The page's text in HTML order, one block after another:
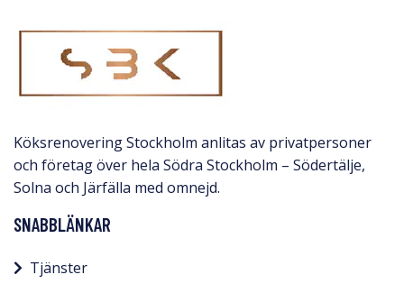
Köksrenovering Stockholm anlitas av privatpersoner
och företag över hela Södra Stockholm – Södertälje,
Solna och Järfälla med omnejd.​
SNABBLÄNKAR
Tjänster